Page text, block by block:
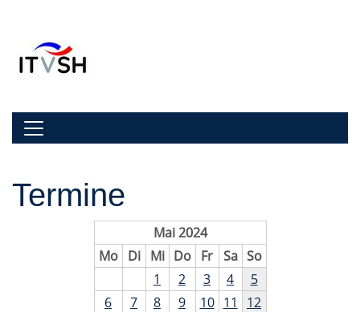
Navigation umschalten
Termine
Mai 2024
Mo
Di Mi Do Fr Sa So
1
2 3 4
5
6
7 8 9 10 11
12